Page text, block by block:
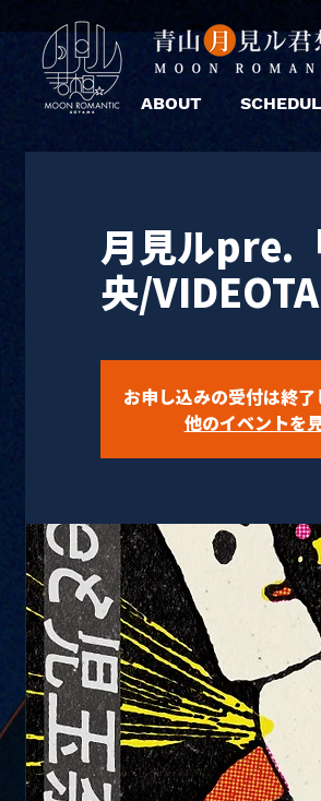
ABOUT
月見ルpre.
央/
お申し込みの受付は終了
他のイベントを